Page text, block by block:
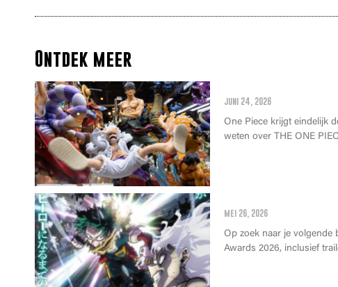
Ontdek meer
juni 24, 2026
One Piece krijgt eindelijk
weten over THE ONE
mei 26, 2026
Op zoek naar je volgende
Awards 2026, inclusief